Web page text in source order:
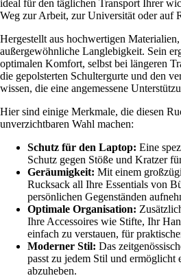
ideal für den täglichen Transport Ihrer
Weg zur Arbeit, zur Universität oder auf
Hergestellt aus hochwertigen
außergewöhnliche Langlebigkeit. Sein
optimalen Komfort, selbst bei längeren
die gepolsterten Schultergurte und den
wissen, die eine angemessene
Hier sind einige Merkmale, die diesen
unverzichtbaren Wahl machen:
Schutz für den Laptop: Eine
Schutz gegen Stöße und Kratzer
Geräumigkeit: Mit einem
Rucksack all Ihre Essentials von
persönlichen Gegenständen
Optimale Organisation:
Ihre Accessoires wie Stifte, Ihr
einfach zu verstauen, für
Moderner Stil: Das
passt zu jedem Stil und ermöglicht
abzuheben.